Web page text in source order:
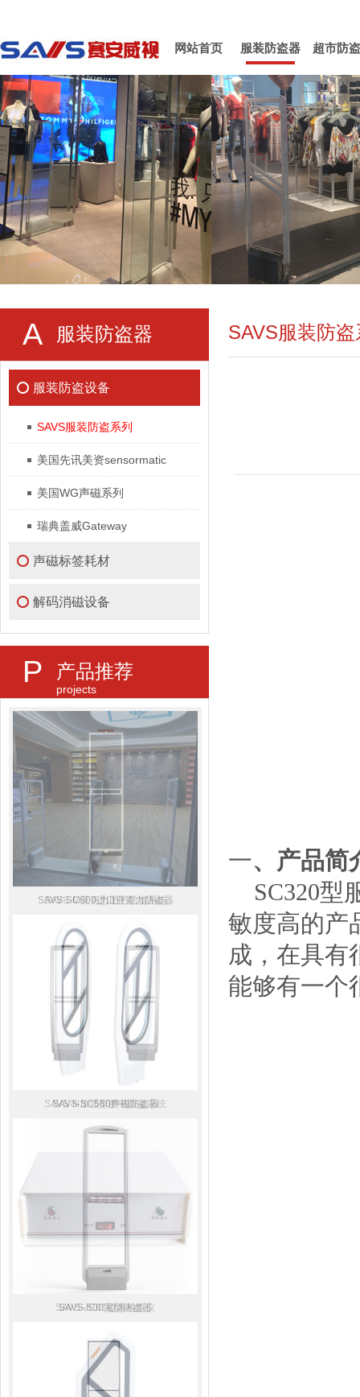
网站首页 服装防盗器 超市防
A 服装防盗器
服装防盗设备
SAVS服装防盗系列
美国先讯美资sensormatic
美国WG声磁系列
瑞典盖威Gateway
声磁标签耗材
解码消磁设备
P 产品推荐
projects
SAVS-SC600进口亚克力防盗器
SAVS-SC580声磁防盗器
SAVS-500宽型防盗器
SAVS-M亚克力图书防盗系统
SAVS-N加强型图书防盗系统
SAVS-JC01磁条检查仪
SAVS服装防
一、产品简
SC320型
敏度高的产
成，在具有
能够有一个